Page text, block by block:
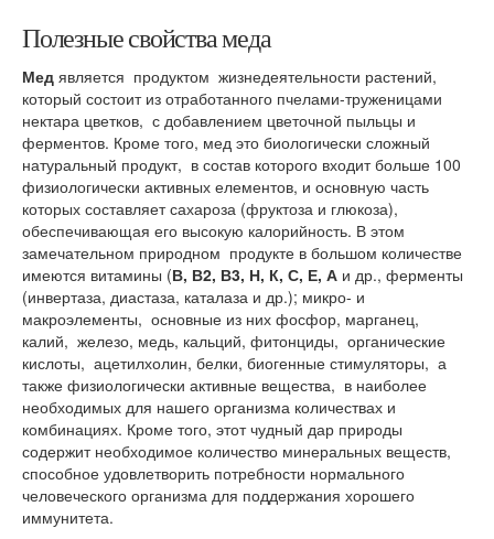
Полезные свойства меда
Мед является продуктом жизнедеятельности растений,
который состоит из отработанного пчелами-труженицами
нектара цветков, с добавлением цветочной пыльцы и
ферментов. Кроме того, мед это биологически сложный
натуральный продукт, в состав которого входит больше 100
физиологически активных елементов, и основную часть
которых составляет сахароза (фруктоза и глюкоза),
обеспечивающая его высокую калорийность. В этом
замечательном природном продукте в большом количестве
имеются витамины (В, В2, В3, Н, К, С, Е, А и др., ферменты
(инвертаза, диастаза, каталаза и др.); микро- и
макроэлементы, основные из них фосфор, марганец,
калий, железо, медь, кальций, фитонциды, органические
кислоты, ацетилхолин, белки, биогенные стимуляторы, а
также физиологически активные вещества, в наиболее
необходимых для нашего организма количествах и
комбинациях. Кроме того, этот чудный дар природы
содержит необходимое количество минеральных веществ,
способное удовлетворить потребности нормального
человеческого организма для поддержания хорошего
иммунитета.